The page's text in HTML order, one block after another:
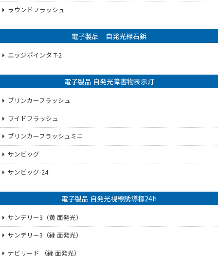
ラウンドフラッシュ
電子製品 自発光縁石鋲
エッジポインタ T-2
電子製品 自発光障害物表示灯
ブリンカーフラッシュ
ワイドフラッシュ
ブリンカーフラッシュミニ
サンビッグ
サンビッグ-24
電子製品 自発光視線誘導標24h
サンデリー3（黄 面発光）
サンデリー3（緑 面発光）
ナビリード （緑 面発光）